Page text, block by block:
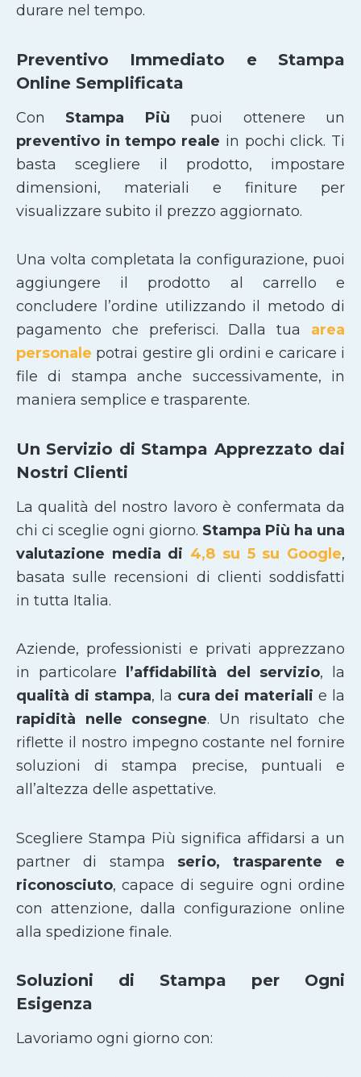
durare nel tempo.
Preventivo Immediato e Stampa
Online Semplificata
Con Stampa Più puoi ottenere un
preventivo in tempo reale in pochi click. Ti
basta scegliere il prodotto, impostare
dimensioni, materiali e finiture per
visualizzare subito il prezzo aggiornato.
Una volta completata la configurazione, puoi
aggiungere il prodotto al carrello e
concludere l’ordine utilizzando il metodo di
pagamento che preferisci. Dalla tua area
personale potrai gestire gli ordini e caricare i
file di stampa anche successivamente, in
maniera semplice e trasparente.
Un Servizio di Stampa Apprezzato dai
Nostri Clienti
La qualità del nostro lavoro è confermata da
chi ci sceglie ogni giorno. Stampa Più ha una
valutazione media di 4,8 su 5 su Google,
basata sulle recensioni di clienti soddisfatti
in tutta Italia.
Aziende, professionisti e privati apprezzano
in particolare l’affidabilità del servizio, la
qualità di stampa, la cura dei materiali e la
rapidità nelle consegne. Un risultato che
riflette il nostro impegno costante nel fornire
soluzioni di stampa precise, puntuali e
all’altezza delle aspettative.
Scegliere Stampa Più significa affidarsi a un
partner di stampa serio, trasparente e
riconosciuto, capace di seguire ogni ordine
con attenzione, dalla configurazione online
alla spedizione finale.
Soluzioni di Stampa per Ogni
Esigenza
Lavoriamo ogni giorno con: